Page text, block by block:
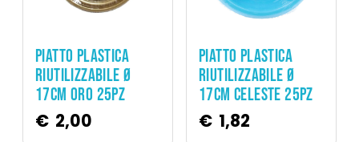
PIATTO PLASTICA
RIUTILIZZABILE Ø
17CM ORO 25PZ
€ 2,00
PIATTO PLASTICA
RIUTILIZZABILE Ø
17CM CELESTE 25PZ
€ 1,82